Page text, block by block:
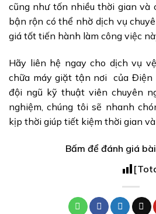
cũng như tốn nhiều thời gian và
bận rộn có thể nhờ dịch vụ
giá tốt tiến hành làm công việc
Hãy liên hệ ngay cho dịch vụ
chữa máy giặt tận nơi của Điện
đội ngũ kỹ thuật viên chuyên
nghiệm, chúng tôi sẽ nhanh
kịp thời giúp tiết kiệm thời gian
Bấm để đánh giá